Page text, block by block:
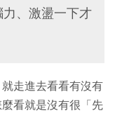
、激盪一下才
走進去看看有沒有
看就是沒有很「先